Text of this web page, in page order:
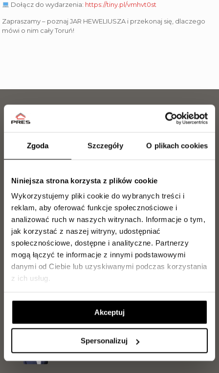
Zgoda Szczegóły O plikach cookies
Niniejsza strona korzysta z plików cookie
Wykorzystujemy pliki cookie do wybranych treści i
reklam, aby oferować funkcje społecznościowe i
analizować ruch w naszych witrynach. Informacje o tym,
jak korzystać z naszej witryny, udostępniać
społecznościowe, dostępne i analityczne. Partnerzy
mogą łączyć te informacje z innymi podstawowymi
danymi od Ciebie lub uzyskiwanymi podczas korzystania
z ich usług.
Akceptuj
Spersonalizuj
Dołącz do wydarzenia: https://tiny.pl/vmhvt0st
Zapraszamy – poznaj JAR HEWELIUSZA i przekonaj się, dlaczego
mówi o nim cały Toruń!
563 067 878
Nasz zespół chętnie udzieli Ci wszystkich niezbędnych
mieszkania.
Paweł Ritter
p.ritter@pres.com.pl
j.kilanowski@pres.com.pl
Jarosław Makowiecki
889 889 056